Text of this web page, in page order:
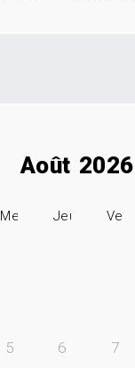
MercrediJeudi
5 6 7